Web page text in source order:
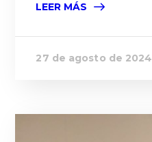
LEER MÁS
27 de agosto de 2024